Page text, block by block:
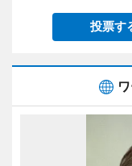
投票す